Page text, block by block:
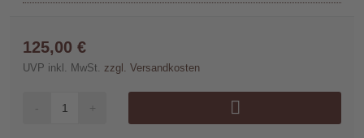
Suche
125,00 €
UVP inkl. MwSt. zzgl. Versandkosten
- +